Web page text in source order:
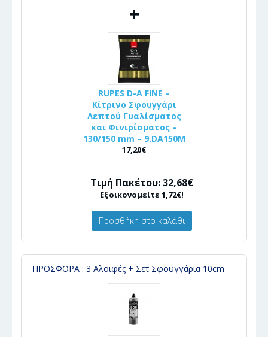
+
RUPES D-A FINE –
Κίτρινο Σφουγγάρι
Λεπτού Γυαλίσματος
και Φινιρίσματος –
130/150 mm – 9.DA150M
17,20€
Τιμή Πακέτου: 32,68€
Εξοικονομείτε 1,72€!
Προσθήκη στο καλάθι
ΠΡΟΣΦΟΡΑ : 3 Αλοιφές + Σετ Σφουγγάρια 10cm